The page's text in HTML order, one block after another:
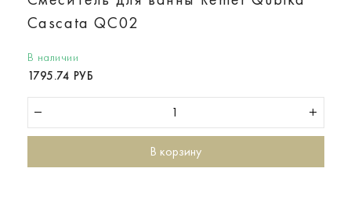
Cascata QC02
В наличии
1795.74 РУБ
В корзину